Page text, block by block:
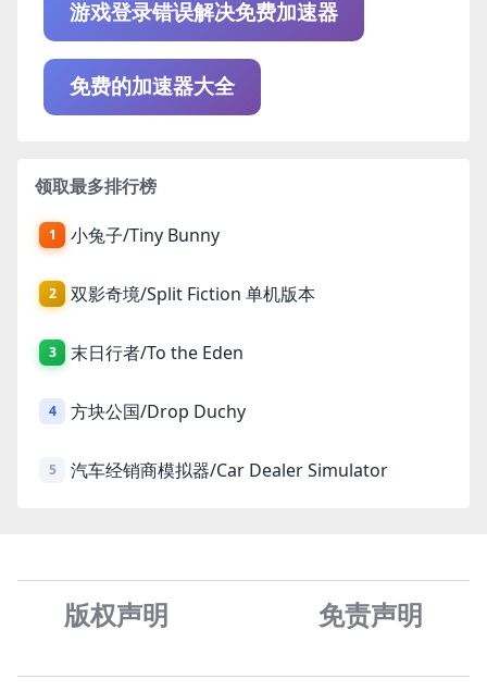
游戏登录错误解决免费加速器
免费的加速器大全
领取最多排行榜
1 小兔子/Tiny Bunny
2 双影奇境/Split Fiction 单机版本
3 末日行者/To the Eden
4 方块公国/Drop Duchy
5 汽车经销商模拟器/Car Dealer Simulator
版权声明 免责声明